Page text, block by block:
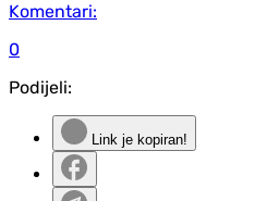
Komentari:
0
Podijeli:
Link je kopiran!